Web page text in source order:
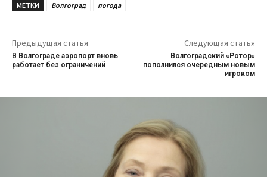
МЕТКИ Волгоград погода
Предыдущая статья
В Волгограде аэропорт вновь
работает без ограничений
Следующая статья
Волгоградский «Ротор»
пополнился очередным новым
игроком